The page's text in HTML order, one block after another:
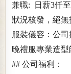
兼職: 日薪3仟
狀況核發，絕無
服裝儀容：公
晚禮服專業造型
## 公司福利：